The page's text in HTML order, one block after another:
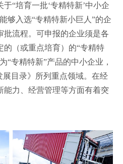
“培育一批‘专精特新’中小企
够入选“专精特新小巨人”的企
批流程。可申报的企业须是各
（或重点培育）的“专精特
“专精特新”产品的中小企业，
展目录》所列重点领域。在经
能力、经营管理等方面有着突